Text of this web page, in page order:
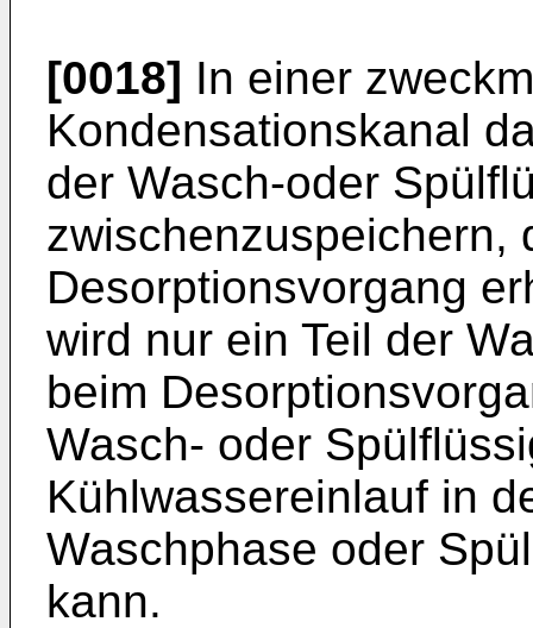
[0018] In einer
Kondensationskanal
der Wasch-oder
zwischenzuspeichern,
Desorptionsvorgang
wird nur ein Teil der
beim
Wasch- oder
Kühlwassereinlauf in
Waschphase oder
kann.